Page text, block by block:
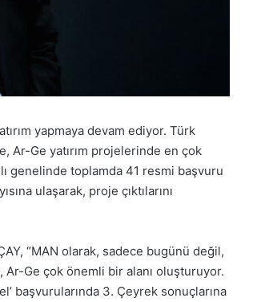
yapmaya devam ediyor. Türk
Ar-Ge yatırım projelerinde en çok
genelinde toplamda 41 resmi başvuru
ulaşarak, proje çıktılarını
“MAN olarak, sadece bugünü değil,
Ar-Ge çok önemli bir alanı oluşturuyor.
başvurularında 3. Çeyrek sonuçlarına